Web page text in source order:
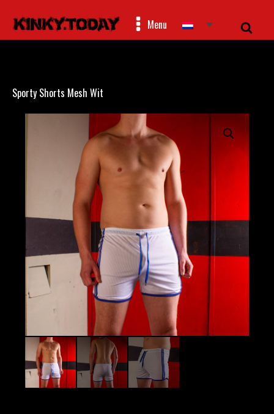
Menu
Sporty Shorts Mesh Wit